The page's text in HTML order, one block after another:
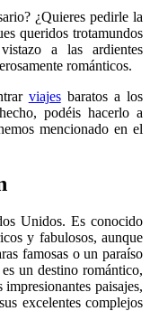
¿Quieres pedirle la
queridos trotamundos
a las ardientes
románticos.
viajesbaratos a los
podéis hacerlo a
mencionado en el
Unidos. Es conocido
y fabulosos, aunque
famosas o un paraíso
un destino romántico,
paisajes,
excelentes complejos